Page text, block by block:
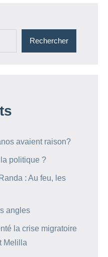
Rechercher
avaient raison?
politique ?
: Au feu, les
angles
la crise migratoire
Melilla